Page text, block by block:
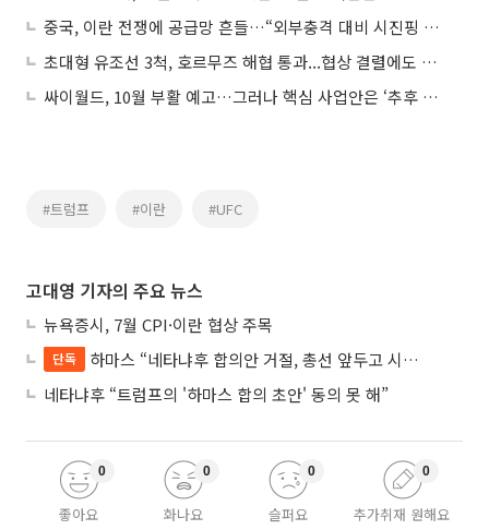
중국, 이란 전쟁에 공급망 흔들…“외부충격 대비 시진핑 노력 한계”
초대형 유조선 3척, 호르무즈 해협 통과...협상 결렬에도 개방 기대감 커져
싸이월드, 10월 부활 예고…그러나 핵심 사업안은 ‘추후 공개’
#트럼프 #이란 #UFC
고대영 기자의 주요 뉴스
뉴욕증시, 7월 CPI·이란 협상 주목
단독
하마스 “네타냐후 합의안 거절, 총선 앞두고 시간 끌기”
네타냐후 “트럼프의 '하마스 합의 초안' 동의 못 해”
좋아요
0
화나요
0
슬퍼요
0
추가취재 원해요
0